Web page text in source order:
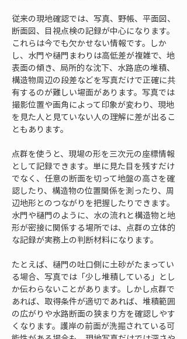
従来の現地確認では、写真、野帳、平面図、
断面図、目視点検の記録が中心になります。
これらは今でも欠かせない情報です。しか
し、水門や樋門まわりは高低差が複雑で、地
表面の傾き、局所的な沈下、水路底の堆積、
構造物周辺の段差などを写真だけで正確に共
有するのが難しい場面があります。写真では
撮影位置や画角によって印象が変わり、現地
を見た人と見ていない人の理解に差が出るこ
ともあります。
点群を使うと、現場の形を三次元の座標情報
として記録できます。単に見た目を残すだけ
でなく、任意の断面を切って地盤の高さを確
認したり、構造物の位置関係を測ったり、周
辺地形とのつながりを把握したりできます。
水門や樋門のように、水の流れと構造物と地
形が密接に関係する場所では、点群の立体的
な記録が実務上の判断材料になります。
たとえば、樋門の吐口側に土砂がたまってい
る場合、写真では「少し堆積している」とし
か伝わらないことがあります。しかし点群で
あれば、取得条件が適切であれば、堆積範囲
の広がりや水路断面の狭まり方を確認しやす
くなります。護岸の前面が洗掘されている可